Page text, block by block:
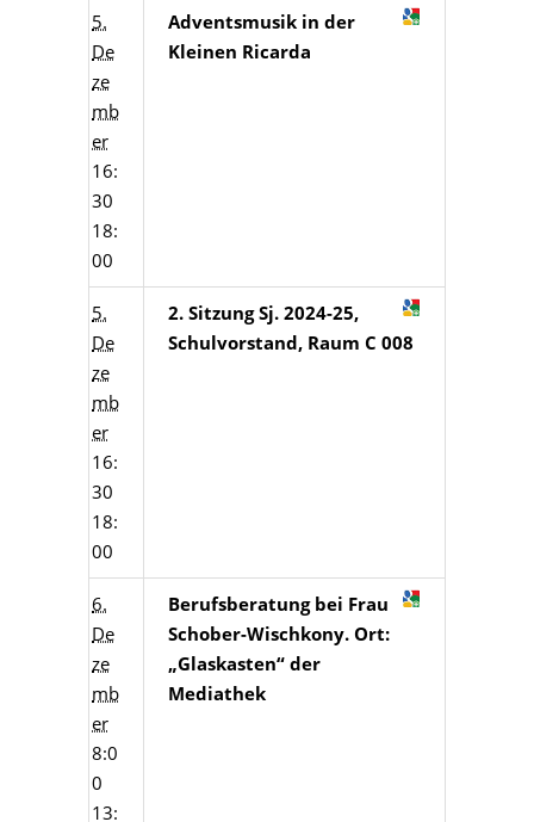
5.
De
ze
mb
er
16:
30
18:
00
Adventsmusik in der
Kleinen Ricarda
5.
De
ze
mb
er
16:
30
18:
00
2. Sitzung Sj. 2024-25,
Schulvorstand, Raum C 008
6.
De
ze
mb
er
8:0
0
13:
Berufsberatung bei Frau
Schober-Wischkony. Ort:
„Glaskasten“ der
Mediathek